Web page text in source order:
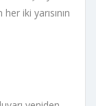
iki yarısının